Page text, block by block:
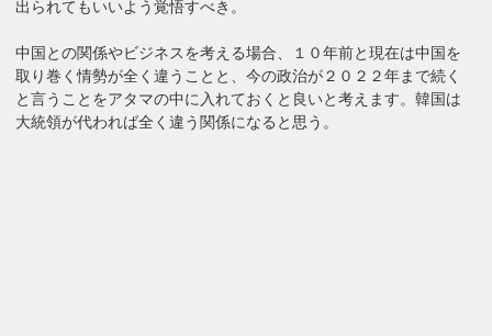
出られてもいいよう覚悟すべき。
中国との関係やビジネスを考える場合、１０年前と現在は中国を
取り巻く情勢が全く違うことと、今の政治が２０２２年まで続く
と言うことをアタマの中に入れておくと良いと考えます。韓国は
大統領が代われば全く違う関係になると思う。